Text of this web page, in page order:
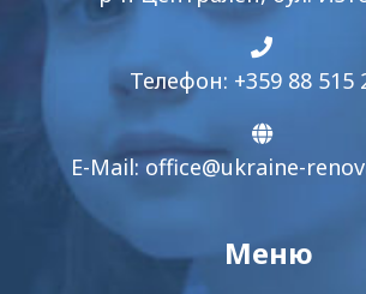
Телефон: +359 88 515
E-Mail:office@ukraine-
Меню